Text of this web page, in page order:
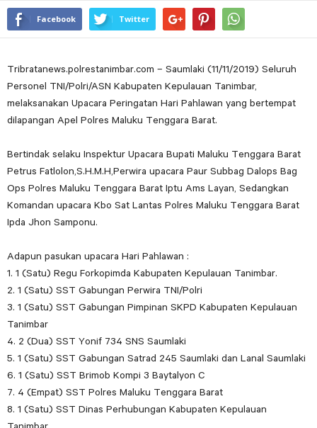
Facebook Twitter
Tribratanews.polrestanimbar.com – Saumlaki (11/11/2019) Seluruh
Personel TNI/Polri/ASN Kabupaten Kepulauan Tanimbar,
melaksanakan Upacara Peringatan Hari Pahlawan yang bertempat
dilapangan Apel Polres Maluku Tenggara Barat.
Bertindak selaku Inspektur Upacara Bupati Maluku Tenggara Barat
Petrus Fatlolon,S.H.M.H,Perwira upacara Paur Subbag Dalops Bag
Ops Polres Maluku Tenggara Barat Iptu Ams Layan, Sedangkan
Komandan upacara Kbo Sat Lantas Polres Maluku Tenggara Barat
Ipda Jhon Samponu.
Adapun pasukan upacara Hari Pahlawan :
1. 1 (Satu) Regu Forkopimda Kabupaten Kepulauan Tanimbar.
2. 1 (Satu) SST Gabungan Perwira TNI/Polri
3. 1 (Satu) SST Gabungan Pimpinan SKPD Kabupaten Kepulauan
Tanimbar
4. 2 (Dua) SST Yonif 734 SNS Saumlaki
5. 1 (Satu) SST Gabungan Satrad 245 Saumlaki dan Lanal Saumlaki
6. 1 (Satu) SST Brimob Kompi 3 Baytalyon C
7. 4 (Empat) SST Polres Maluku Tenggara Barat
8. 1 (Satu) SST Dinas Perhubungan Kabupaten Kepulauan